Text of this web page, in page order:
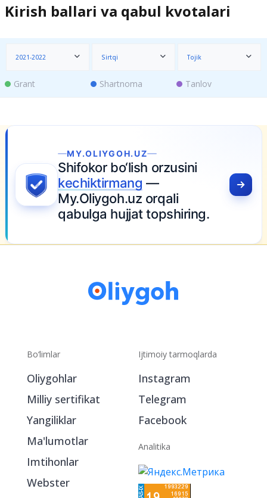
Kirish ballari va qabul kvotalari
2021-2022 Sirtqi Tojik
Grant Shartnoma Tanlov
MY.OLIYGOH.UZ
Shifokor bo‘lish orzusini
kechiktirmang —
My.Oliygoh.uz orqali
qabulga hujjat topshiring.
Bo‘limlar
Oliygohlar
Milliy sertifikat
Yangiliklar
Ma'lumotlar
Imtihonlar
Webster
Ijtimoiy tarmoqlarda
Instagram
Telegram
Facebook
Analitika